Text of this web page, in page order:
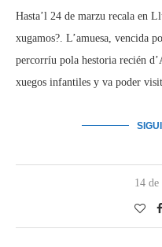
Hasta’l 24 de marzu recala en
xugamos?. L’amuesa, vencida
percorríu pola hestoria recién
xuegos infantiles y va poder
14